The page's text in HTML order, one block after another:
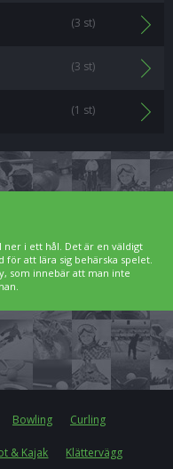
(3 st)
(3 st)
(1 st)
ner i ett hål. Det är en väldigt
att lära sig behärska spelet.
som innebär att man inte
Bowling Curling
& Kajak Klättervägg